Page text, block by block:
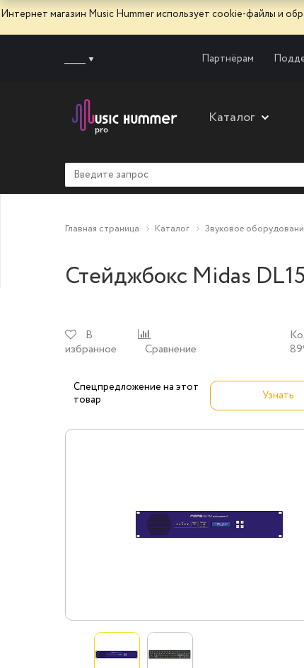
Интернет магазин Music Hummer использует сооkie-файлы и
Партнёрам
Каталог
Главная страница Каталог Звуковое
Стейджбокс Midas
В
избранное
Сравнение
Спецпредложение на этот
товар
Узнать